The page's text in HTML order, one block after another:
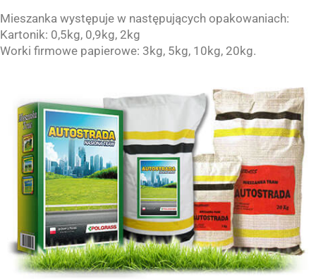
Mieszanka występuje w następujących opakowaniach:
Kartonik: 0,5kg, 0,9kg, 2kg
Worki firmowe papierowe: 3kg, 5kg, 10kg, 20kg.